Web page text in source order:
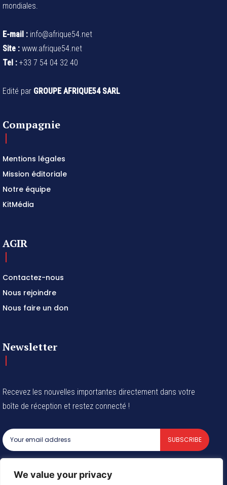
We value your privacy
mondiales.
E-mail : info@afrique54.net
Site : www.afrique54.net
Tel : +33 7 54 04 32 40
Edité par GROUPE AFRIQUE54 SARL
Compagnie
Mentions légales
Mission éditoriale
Notre équipe
KitMédia
AGIR
Contactez-nous
Nous rejoindre
Nous faire un don
Newsletter
Recevez les nouvelles importantes directement dans votre
boîte de réception et restez connecté !
SUBSCRIBE